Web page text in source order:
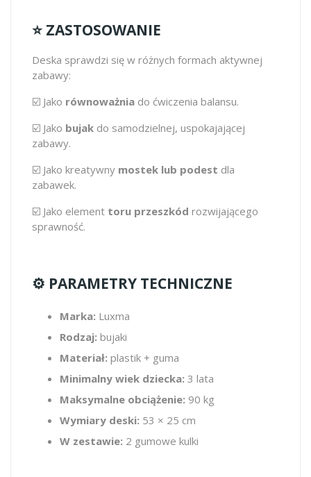
⭐ ZASTOSOWANIE
Deska sprawdzi się w różnych formach aktywnej
zabawy:
☑️ Jako równoważnia do ćwiczenia balansu.
☑️ Jako bujak do samodzielnej, uspokajającej
zabawy.
☑️ Jako kreatywny mostek lub podest dla
zabawek.
☑️ Jako element toru przeszkód rozwijającego
sprawność.
⚙️ PARAMETRY TECHNICZNE
Marka: Luxma
Rodzaj: bujaki
Materiał: plastik + guma
Minimalny wiek dziecka: 3 lata
Maksymalne obciążenie: 90 kg
Wymiary deski: 53 × 25 cm
W zestawie: 2 gumowe kulki